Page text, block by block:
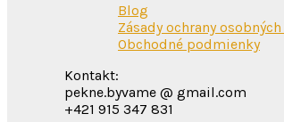
Blog
Zásady ochrany
Obchodné podmienky
Kontakt:
pekne.byvame @ gmail.com
+421 915 347 831